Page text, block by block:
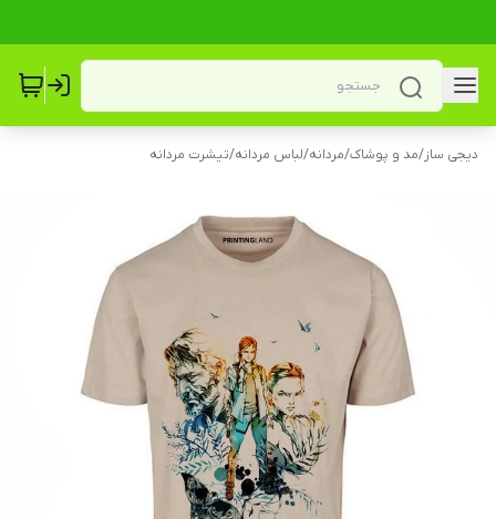
دیجی ساز/مد و پوشاک/مردانه/لباس مردانه/تیشرت مردانه